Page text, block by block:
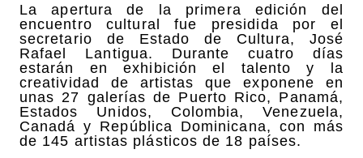
La apertura de la primera edición del
encuentro cultural fue presidida por el
secretario de Estado de Cultura, José
Rafael Lantigua. Durante cuatro días
estarán en exhibición el talento y la
creatividad de artistas que exponene en
unas 27 galerías de Puerto Rico, Panamá,
Estados Unidos, Colombia, Venezuela,
Canadá y República Dominicana, con más
de 145 artistas plásticos de 18 países.